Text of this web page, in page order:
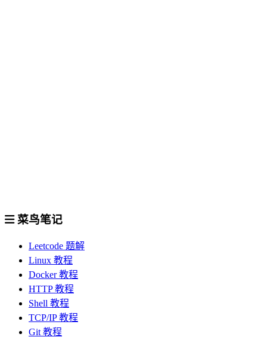
菜鸟笔记
Leetcode 题解
Linux 教程
Docker 教程
HTTP 教程
Shell 教程
TCP/IP 教程
Git 教程